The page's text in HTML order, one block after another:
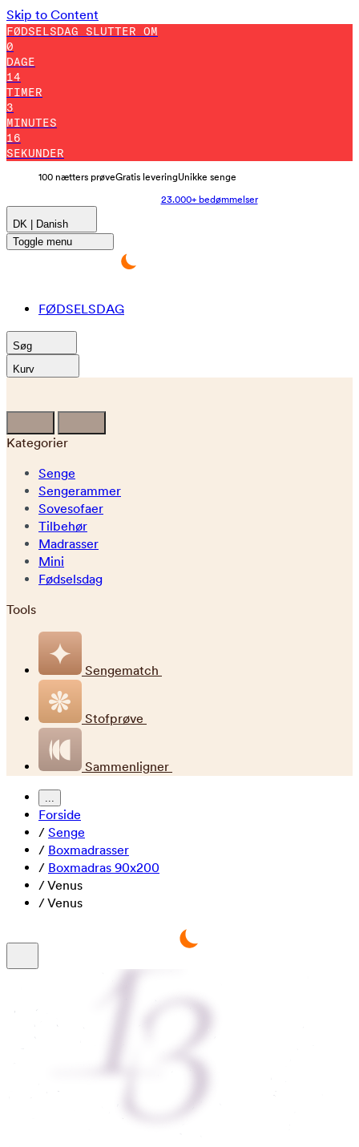
Skip to Content
FØDSELSDAG SLUTTER OM
0
DAGE
14
TIMER
3
MINUTES
8
SEKUNDER
100 nætters prøveGratis leveringUnikke senge
23.000+ bedømmelser
DK | Danish
Toggle menu
FØDSELSDAG
Søg
Kurv
Kategorier
Senge
Sengerammer
Sovesofaer
Tilbehør
Madrasser
Mini
Fødselsdag
Tools
Sengematch
Stofprøve
Sammenligner
...
Forside
/ Senge
/ Boxmadrasser
/ Boxmadras 90x200
/Venus
/Venus